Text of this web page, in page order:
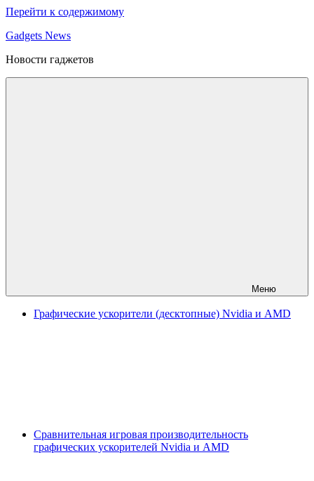
Перейти к содержимому
Gadgets News
Новости гаджетов
Меню
Графические ускорители (десктопные) Nvidia и AMD
Сравнительная игровая производительность
графических ускорителей Nvidia и AMD